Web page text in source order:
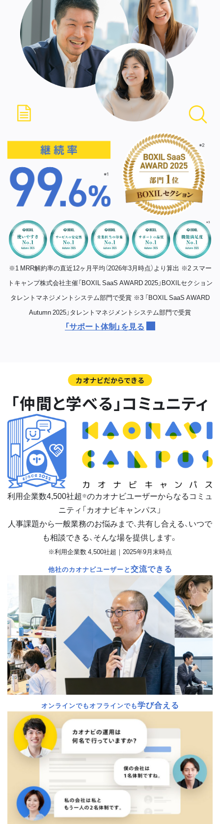
※1 MRR解約率の直近12ヶ月平均（2026年3月時点）より算出 ※2 スマー
トキャンプ株式会社主催「BOXIL SaaS AWARD 2025」BOXILセクション
タレントマネジメントシステム部門で受賞 ※3 「BOXIL SaaS AWARD
Autumn 2025」タレントマネジメントシステム部門で受賞
「サポート体制」を見る
カオナビだからできる
「仲間と学べる」コミュニティ
利用企業数4,500社超 ※のカオナビユーザーからなるコミュ
ニティ「カオナビキャンパス」
人事課題から一般業務のお悩みまで、共有し合える、いつで
も相談できる、そんな場を提供します。
※利用企業数 4,500社超｜2025年9月末時点
他社のカオナビユーザーと交流できる
オンラインでもオフラインでも学び合える